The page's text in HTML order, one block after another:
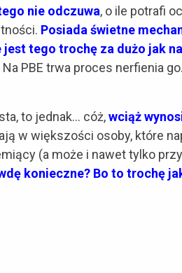
nie odczuwa, o ile potrafi
Posiada świetne
tego trochę za dużo jak
Na PBE trwa proces nerfienia
to jednak… cóż,wciąż
w większości osoby, które
(a może i nawet tylko
konieczne? Bo to trochę